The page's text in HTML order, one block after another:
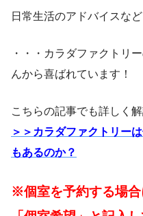
日常生活のアドバイスな
・・・カラダファクトリ
んから喜ばれています！
こちらの記事でも詳しく
＞＞カラダファクトリー
もあるのか？
※個室を予約する場